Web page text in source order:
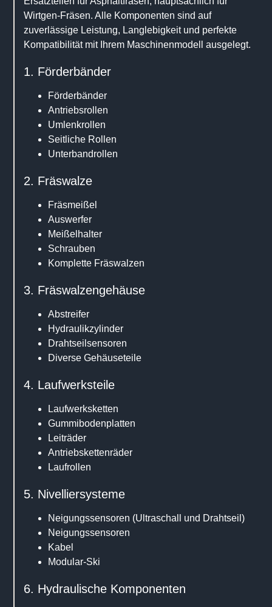
Wirtgen-Fräsen. Alle Komponenten sind auf
zuverlässige Leistung, Langlebigkeit und perfekte
Kompatibilität mit Ihrem Maschinenmodell ausgelegt.
1. Förderbänder
Förderbänder
Antriebsrollen
Umlenkrollen
Seitliche Rollen
Unterbandrollen
2. Fräswalze
Fräsmeißel
Auswerfer
Meißelhalter
Schrauben
Komplette Fräswalzen
3. Fräswalzengehäuse
Abstreifer
Hydraulikzylinder
Drahtseilsensoren
Diverse Gehäuseteile
4. Laufwerksteile
Laufwerksketten
Gummibodenplatten
Leiträder
Antriebskettenräder
Laufrollen
5. Nivelliersysteme
Neigungssensoren (Ultraschall und Drahtseil)
Neigungssensoren
Kabel
Modular-Ski
6. Hydraulische Komponenten